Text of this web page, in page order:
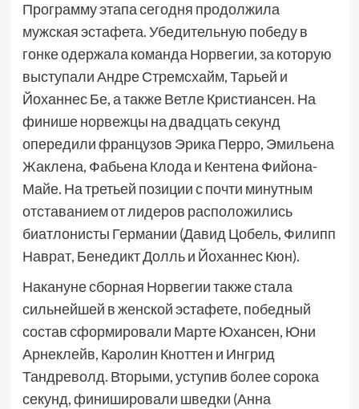
Программу этапа сегодня продолжила
мужская эстафета. Убедительную победу в
гонке одержала команда Норвегии, за которую
выступали Андре Стремсхайм, Тарьей и
Йоханнес Бе, а также Ветле Кристиансен. На
финише норвежцы на двадцать секунд
опередили французов Эрика Перро, Эмильена
Жаклена, Фабьена Клода и Кентена Фийона-
Майе. На третьей позиции с почти минутным
отставанием от лидеров расположились
биатлонисты Германии (Давид Цобель, Филипп
Наврат, Бенедикт Долль и Йоханнес Кюн).
Накануне сборная Норвегии также стала
сильнейшей в женской эстафете, победный
состав сформировали Марте Юхансен, Юни
Арнеклейв, Каролин Кноттен и Ингрид
Тандреволд. Вторыми, уступив более сорока
секунд, финишировали шведки (Анна